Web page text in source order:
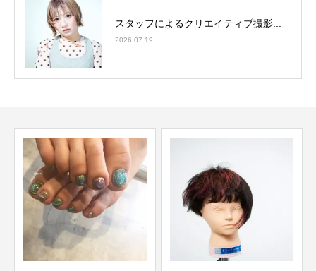
スタッフによるクリエイティブ撮影...
2026.07.19